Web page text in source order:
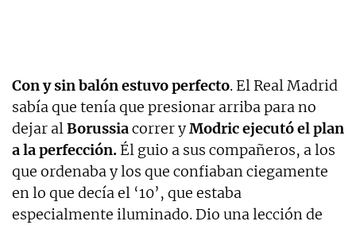
Con y sin balón estuvo perfecto. El Real Madrid
sabía que tenía que presionar arriba para no
dejar alBorussiacorrer yModric ejecutó el plan
a la perfección. Él guio a sus compañeros, a los
que ordenaba y los que confiaban ciegamente
en lo que decía el ‘10’, que estaba
especialmente iluminado. Dio una lección de